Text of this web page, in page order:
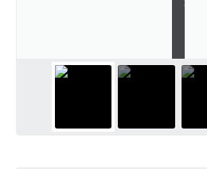
Notícias